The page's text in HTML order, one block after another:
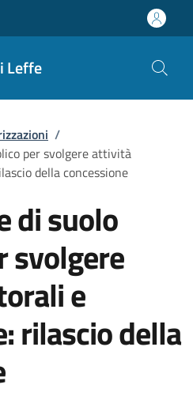
Leffe
/
per svolgere attività
della concessione
di suolo
svolgere
e
rilascio della